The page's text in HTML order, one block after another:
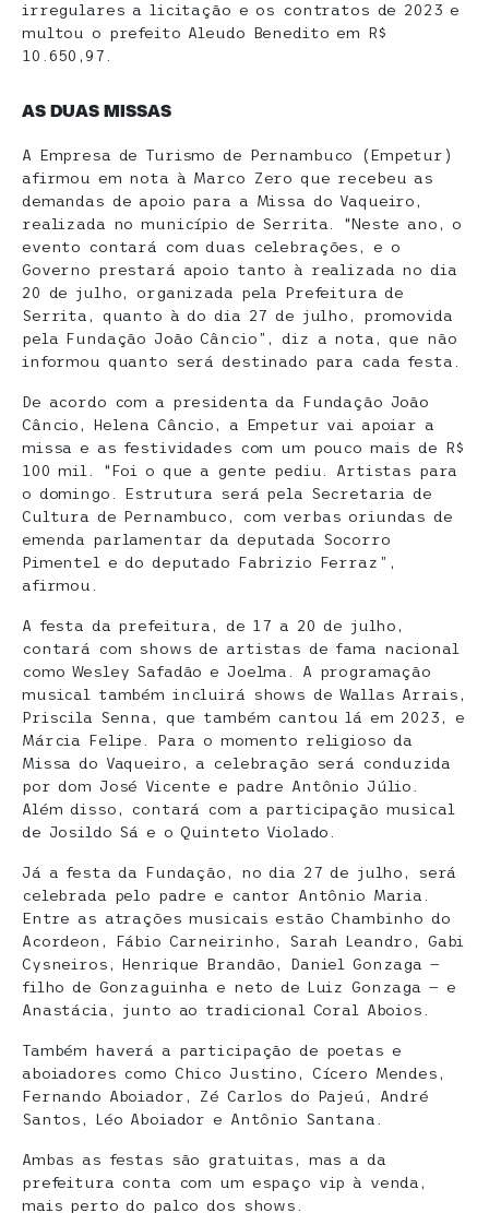
irregulares a licitação e os contratos de 2023 e
multou o prefeito Aleudo Benedito em R$
10.650,97.
AS DUAS MISSAS
A Empresa de Turismo de Pernambuco (Empetur)
afirmou em nota à Marco Zero que recebeu as
demandas de apoio para a Missa do Vaqueiro,
realizada no município de Serrita. “Neste ano, o
evento contará com duas celebrações, e o
Governo prestará apoio tanto à realizada no dia
20 de julho, organizada pela Prefeitura de
Serrita, quanto à do dia 27 de julho, promovida
pela Fundação João Câncio”, diz a nota, que não
informou quanto será destinado para cada festa.
De acordo com a presidenta da Fundação João
Câncio, Helena Câncio, a Empetur vai apoiar a
missa e as festividades com um pouco mais de R$
100 mil. “Foi o que a gente pediu. Artistas para
o domingo. Estrutura será pela Secretaria de
Cultura de Pernambuco, com verbas oriundas de
emenda parlamentar da deputada Socorro
Pimentel e do deputado Fabrizio Ferraz”,
afirmou.
A festa da prefeitura, de 17 a 20 de julho,
contará com shows de artistas de fama nacional
como Wesley Safadão e Joelma. A programação
musical também incluirá shows de Wallas Arrais,
Priscila Senna, que também cantou lá em 2023, e
Márcia Felipe. Para o momento religioso da
Missa do Vaqueiro, a celebração será conduzida
por dom José Vicente e padre Antônio Júlio.
Além disso, contará com a participação musical
de Josildo Sá e o Quinteto Violado.
Já a festa da Fundação, no dia 27 de julho, será
celebrada pelo padre e cantor Antônio Maria.
Entre as atrações musicais estão Chambinho do
Acordeon, Fábio Carneirinho, Sarah Leandro, Gabi
Cysneiros, Henrique Brandão, Daniel Gonzaga —
filho de Gonzaguinha e neto de Luiz Gonzaga — e
Anastácia, junto ao tradicional Coral Aboios.
Também haverá a participação de poetas e
aboiadores como Chico Justino, Cícero Mendes,
Fernando Aboiador, Zé Carlos do Pajeú, André
Santos, Léo Aboiador e Antônio Santana.
Ambas as festas são gratuitas, mas a da
prefeitura conta com um espaço vip à venda,
mais perto do palco dos shows.